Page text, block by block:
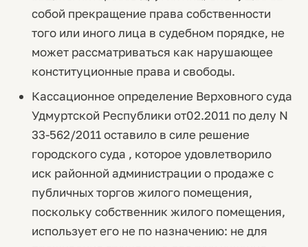
собой прекращение права собственности
того или иного лица в судебном порядке, не
может рассматриваться как нарушающее
конституционные права и свободы.
Кассационное определение Верховного суда
Удмуртской Республики от02.2011 по делу N
33-562/2011 оставило в силе решение
городского суда , которое удовлетворило
иск районной администрации о продаже с
публичных торгов жилого помещения,
поскольку собственник жилого помещения,
использует его не по назначению: не для